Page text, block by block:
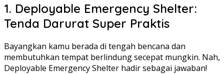
1. Deployable Emergency Shelter:
Tenda Darurat Super Praktis
Bayangkan kamu berada di tengah bencana dan
membutuhkan tempat berlindung secepat mungkin. Nah,
Deployable Emergency Shelter hadir sebagai jawaban!